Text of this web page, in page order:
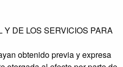
Y DE LOS SERVICIOS PARA
obtenido previa y expresa